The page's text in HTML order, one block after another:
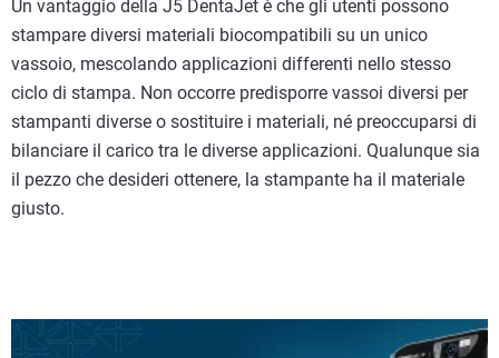
Un vantaggio della J5 DentaJet è che gli utenti possono
stampare diversi materiali biocompatibili su un unico
vassoio, mescolando applicazioni differenti nello stesso
ciclo di stampa. Non occorre predisporre vassoi diversi per
stampanti diverse o sostituire i materiali, né preoccuparsi di
bilanciare il carico tra le diverse applicazioni. Qualunque sia
il pezzo che desideri ottenere, la stampante ha il materiale
giusto.